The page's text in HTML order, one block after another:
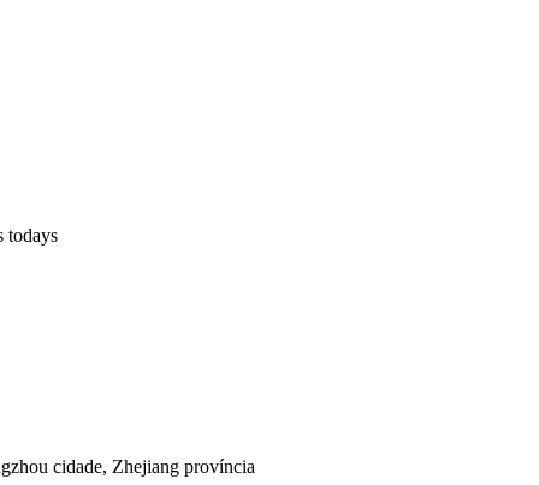
todays
cidade, Zhejiang província